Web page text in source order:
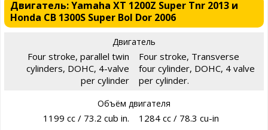
Двигатель: Yamaha XT 1200Z Super Tnr 2013 и
Honda CB 1300S Super Bol Dor 2006
Двигатель
Four stroke, parallel twin
cylinders, DOHC, 4-valve
per cylinder
Four stroke, Transverse
four cylinder, DOHC, 4 valve
per cylinder.
Объём двигателя
1199 cc / 73.2 cub in. 1284 cc / 78.3 cu-in